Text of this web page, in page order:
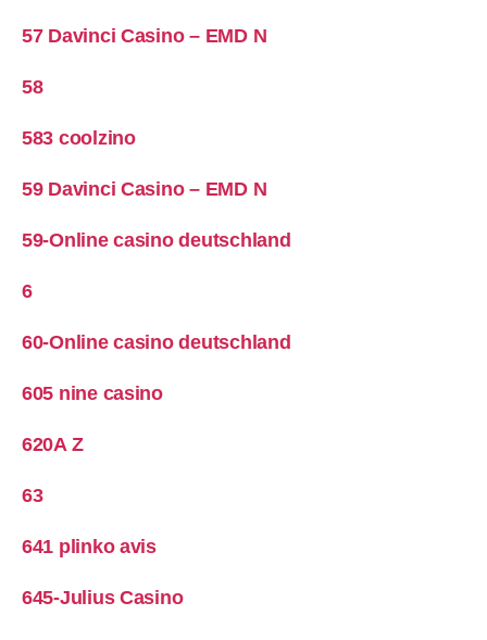
57 Davinci Casino – EMD N
58
583 coolzino
59 Davinci Casino – EMD N
59-Online casino deutschland
6
60-Online casino deutschland
605 nine casino
620A Z
63
641 plinko avis
645-Julius Casino